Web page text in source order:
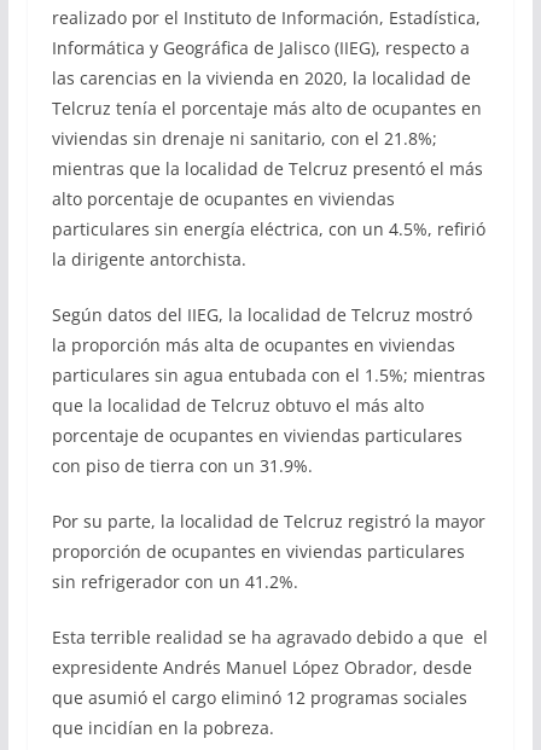
realizado por el Instituto de Información, Estadística,
Informática y Geográfica de Jalisco (IIEG), respecto a
las carencias en la vivienda en 2020, la localidad de
Telcruz tenía el porcentaje más alto de ocupantes en
viviendas sin drenaje ni sanitario, con el 21.8%;
mientras que la localidad de Telcruz presentó el más
alto porcentaje de ocupantes en viviendas
particulares sin energía eléctrica, con un 4.5%, refirió
la dirigente antorchista.
Según datos del IIEG, la localidad de Telcruz mostró
la proporción más alta de ocupantes en viviendas
particulares sin agua entubada con el 1.5%; mientras
que la localidad de Telcruz obtuvo el más alto
porcentaje de ocupantes en viviendas particulares
con piso de tierra con un 31.9%.
Por su parte, la localidad de Telcruz registró la mayor
proporción de ocupantes en viviendas particulares
sin refrigerador con un 41.2%.
Esta terrible realidad se ha agravado debido a que el
expresidente Andrés Manuel López Obrador, desde
que asumió el cargo eliminó 12 programas sociales
que incidían en la pobreza.